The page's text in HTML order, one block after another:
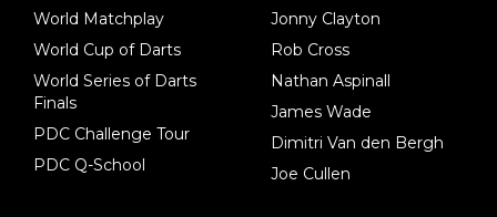
World Matchplay
World Cup of Darts
World Series of Darts
Finals
PDC Challenge Tour
PDC Q-School
Jonny Clayton
Rob Cross
Nathan Aspinall
James Wade
Dimitri Van den Bergh
Joe Cullen